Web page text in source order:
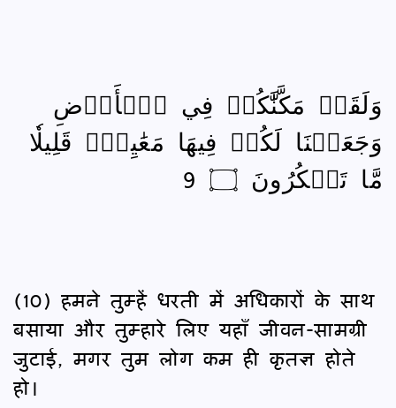
وَلَقَدۡ مَكَّنَّٰكُمۡ فِي ٱلۡأَرۡضِ
وَجَعَلۡنَا لَكُمۡ فِيهَا مَعَٰيِشَۗ قَلِيلٗا
مَّا تَشۡكُرُونَ ۝ 9
(10) हमने तुम्हें धरती में अधिकारों के साथ
बसाया और तुम्हारे लिए यहाँ जीवन-सामग्री
जुटाई, मगर तुम लोग कम ही कृतज्ञ होते
हो।